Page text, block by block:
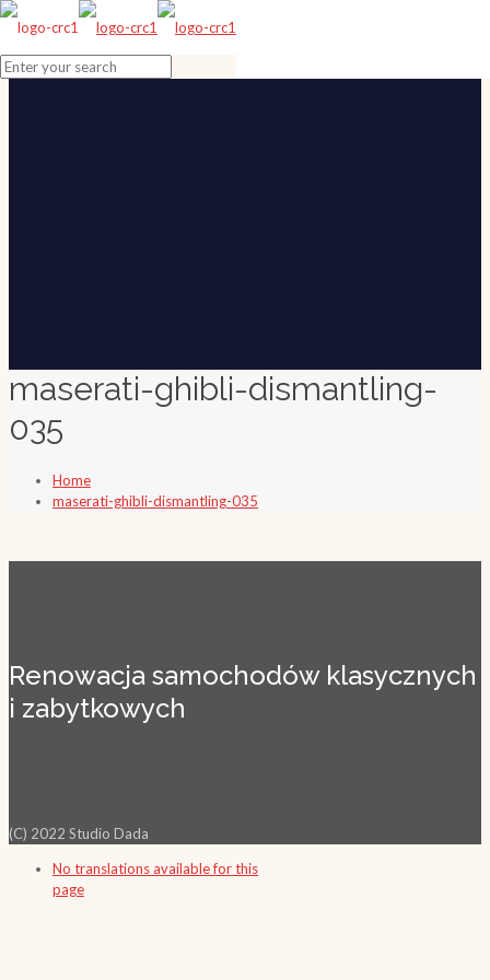
maserati-ghibli-dismantling-
035
Home
maserati-ghibli-dismantling-035
Renowacja samochodów klasycznych
i zabytkowych
(C) 2022 Studio Dada
No translations available for this
page